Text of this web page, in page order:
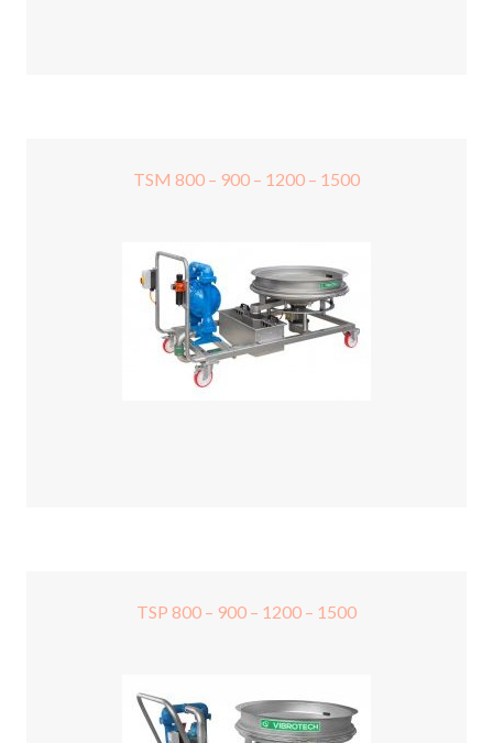
TSM 800 – 900 – 1200 – 1500
TSP 800 – 900 – 1200 – 1500